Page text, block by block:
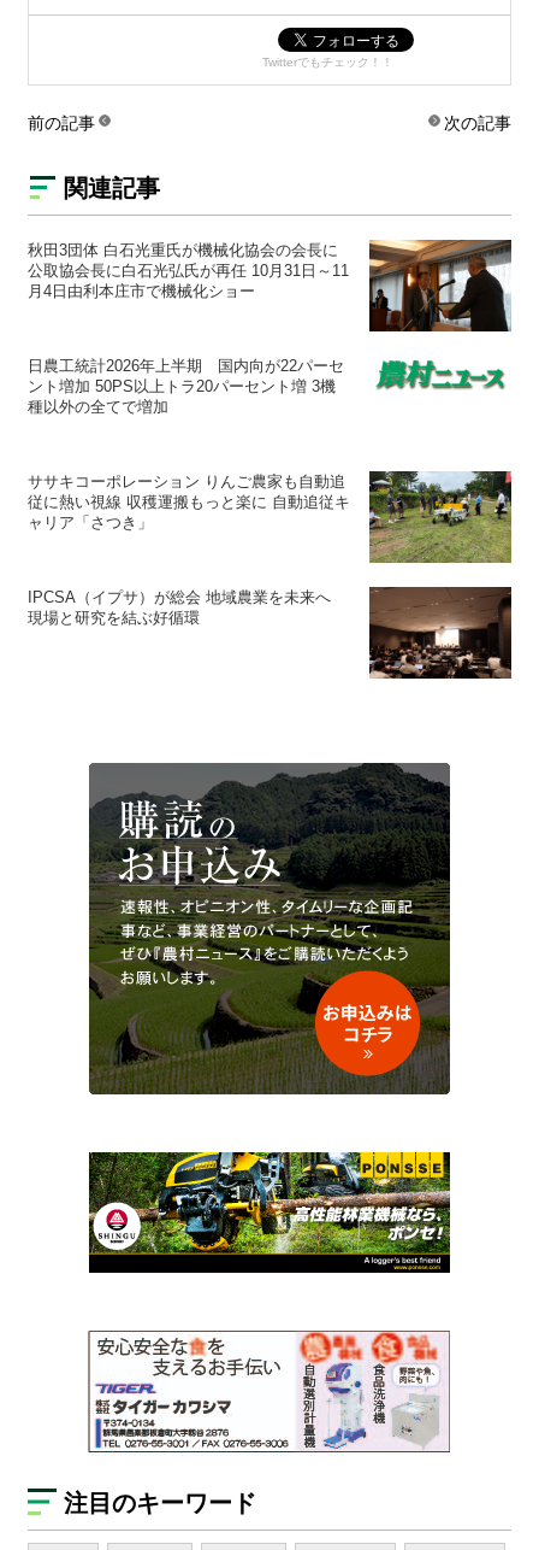
Twitterでもチェック！！
前の記事 次の記事
関連記事
秋田3団体 白石光重氏が機械化協会の会長に
公取協会長に白石光弘氏が再任 10月31日～11
月4日由利本庄市で機械化ショー
日農工統計2026年上半期 国内向が22パーセ
ント増加 50PS以上トラ20パーセント増 3機
種以外の全てで増加
ササキコーポレーション りんご農家も自動追
従に熱い視線 収穫運搬もっと楽に 自動追従キ
ャリア「さつき」
IPCSA（イプサ）が総会 地域農業を未来へ
現場と研究を結ぶ好循環
注目のキーワード